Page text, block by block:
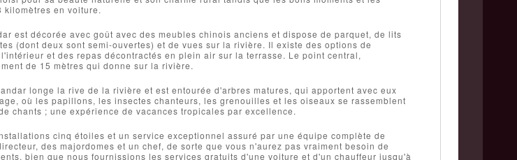
kilomètres en voiture.
est décorée avec goût avec des meubles chinois anciens et dispose de parquet, de lits
(dont deux sont semi-ouvertes) et de vues sur la rivière. Il existe des options de
et des repas décontractés en plein air sur la terrasse. Le point central,
de 15 mètres qui donne sur la rivière.
longe la rive de la rivière et est entourée d'arbres matures, qui apportent avec eux
où les papillons, les insectes chanteurs, les grenouilles et les oiseaux se rassemblent
chants ; une expérience de vacances tropicales par excellence.
cinq étoiles et un service exceptionnel assuré par une équipe complète de
des majordomes et un chef, de sorte que vous n'aurez pas vraiment besoin de
bien que nous fournissions les services gratuits d'une voiture et d'un chauffeur jusqu'à